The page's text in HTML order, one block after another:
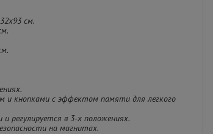
см.
и кнопками с эффектом памяти для легкого
регулируется в 3-х положениях.
на магнитах.